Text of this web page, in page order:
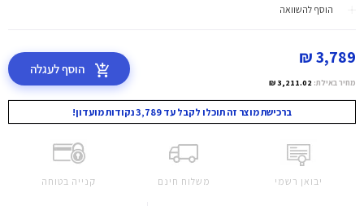
הוסף להשוואה
3,789 ₪
מחיר באילת: 3,211.02 ₪
הוסף לעגלה
ברכישת מוצר זה תוכלו לקבל עד 3,789 נקודות מועדון!
יבואן רשמי משלוח חינם קנייה בטוחה